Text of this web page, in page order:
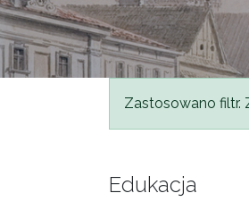
Komunikat
Zastosowano filtr.
Edukacja